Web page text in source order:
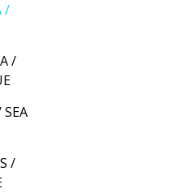
/
/
SEA
/